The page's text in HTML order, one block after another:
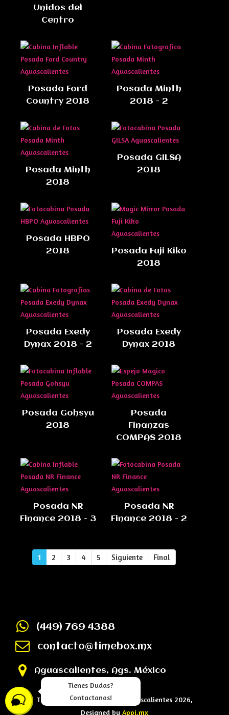
Tienes Dudas?
Contactanos!
Unidos del
Centro
Posada Ford
Country 2018
Posada Minth
2018 - 2
Posada Minth
2018
Posada GILSA
2018
Posada HBPO
2018
Posada Fuji Kiko
2018
Posada Exedy
Dynax 2018 - 2
Posada Exedy
Dynax 2018
Posada Gohsyu
2018
Posada
Finanzas
COMPAS 2018
Posada NR
Finance 2018 - 3
Posada NR
Finance 2018 - 2
1 2 3 4 5 Siguiente Final
(449) 769 4388
contacto@timebox.mx
Aguascalientes, Ags. México
TimeBox - Cabina de Fotos Aguascalientes 2026,
Designed by Appi.mx